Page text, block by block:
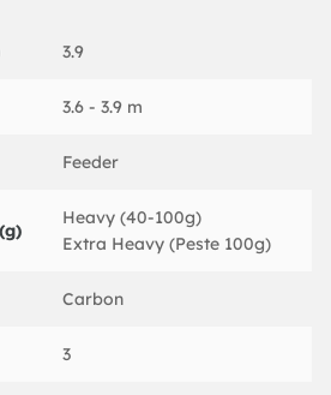
3.9
3.6 - 3.9 m
Feeder
Heavy (40-100g)
Extra Heavy (Peste 100g)
Carbon
3